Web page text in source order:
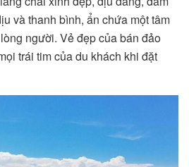
và thanh bình, ẩn chứa một tâm
người. Vẻ đẹp của bán đảo
trái tim của du khách khi đặt